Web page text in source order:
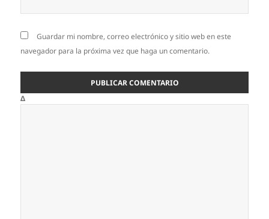
Guardar mi nombre, correo electrónico y sitio web en este
navegador para la próxima vez que haga un comentario.
Δ